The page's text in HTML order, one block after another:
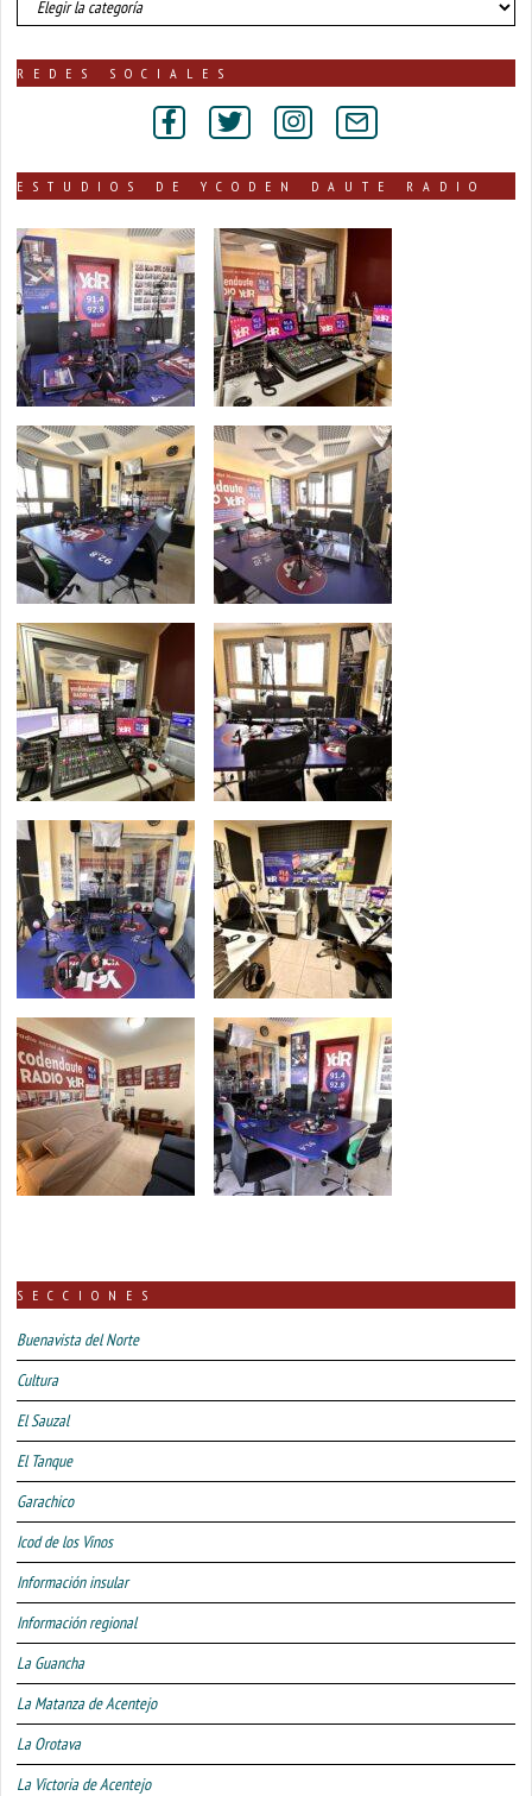
de
publicadas
REDES SOCIALES
ESTUDIOS DE YCODEN DAUTE RADIO
SECCIONES
Buenavista del Norte
Cultura
El Sauzal
El Tanque
Garachico
Icod de los Vinos
Información insular
Información regional
La Guancha
La Matanza de Acentejo
La Orotava
La Victoria de Acentejo